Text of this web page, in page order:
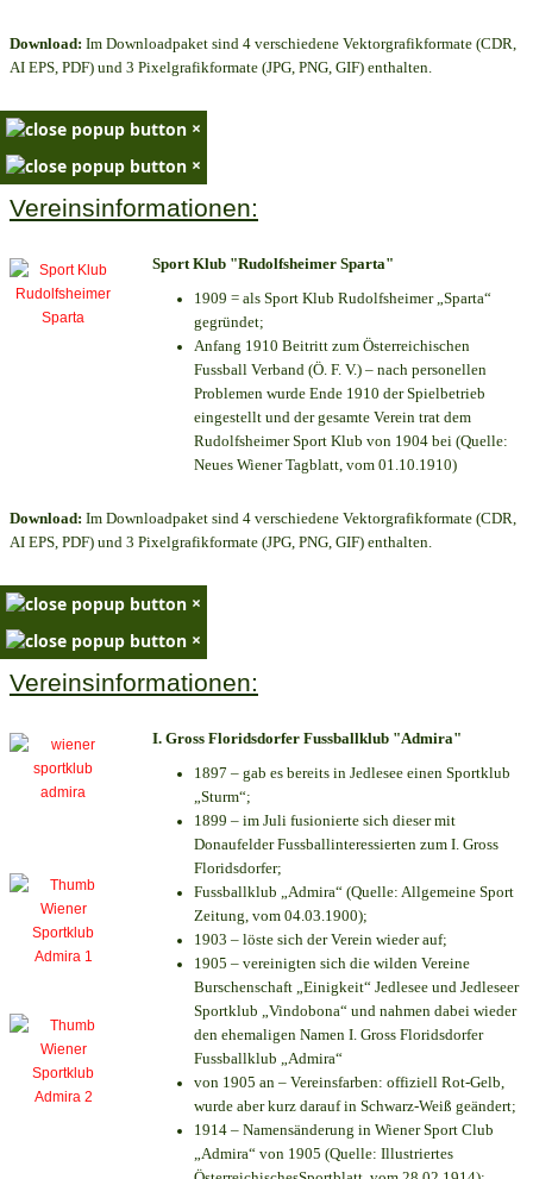
Download: Im Downloadpaket sind 4 verschiedene Vektorgrafikformate (CDR,
AI EPS, PDF) und 3 Pixelgrafikformate (JPG, PNG, GIF) enthalten.
×
×
Vereinsinformationen:
Sport Klub "Rudolfsheimer Sparta"
1909 = als Sport Klub Rudolfsheimer „Sparta“
gegründet;
Anfang 1910 Beitritt zum Österreichischen
Fussball Verband (Ö. F. V.) – nach personellen
Problemen wurde Ende 1910 der Spielbetrieb
eingestellt und der gesamte Verein trat dem
Rudolfsheimer Sport Klub von 1904 bei (Quelle:
Neues Wiener Tagblatt, vom 01.10.1910)
Download: Im Downloadpaket sind 4 verschiedene Vektorgrafikformate (CDR,
AI EPS, PDF) und 3 Pixelgrafikformate (JPG, PNG, GIF) enthalten.
×
×
Vereinsinformationen:
I. Gross Floridsdorfer Fussballklub "Admira"
1897 – gab es bereits in Jedlesee einen Sportklub
„Sturm“;
1899 – im Juli fusionierte sich dieser mit
Donaufelder Fussballinteressierten zum I. Gross
Floridsdorfer;
Fussballklub „Admira“ (Quelle: Allgemeine Sport
Zeitung, vom 04.03.1900);
1903 – löste sich der Verein wieder auf;
1905 – vereinigten sich die wilden Vereine
Burschenschaft „Einigkeit“ Jedlesee und Jedleseer
Sportklub „Vindobona“ und nahmen dabei wieder
den ehemaligen Namen I. Gross Floridsdorfer
Fussballklub „Admira“
von 1905 an – Vereinsfarben: offiziell Rot-Gelb,
wurde aber kurz darauf in Schwarz-Weiß geändert;
1914 – Namensänderung in Wiener Sport Club
„Admira“ von 1905 (Quelle: Illustriertes